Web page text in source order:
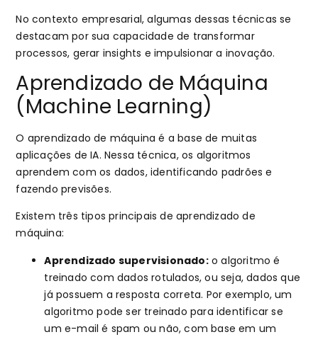
No contexto empresarial, algumas dessas técnicas se
destacam por sua capacidade de transformar
processos, gerar insights e impulsionar a inovação.
Aprendizado de Máquina
(Machine Learning)
O aprendizado de máquina é a base de muitas
aplicações de IA. Nessa técnica, os algoritmos
aprendem com os dados, identificando padrões e
fazendo previsões.
Existem três tipos principais de aprendizado de
máquina:
Aprendizado supervisionado:o algoritmo é
treinado com dados rotulados, ou seja, dados que
já possuem a resposta correta. Por exemplo, um
algoritmo pode ser treinado para identificar se
um e-mail é spam ou não, com base em um